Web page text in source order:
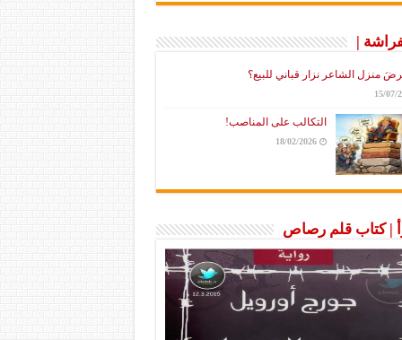
|
منزل الشاعر نزار قباني للبيع؟
15/07/
التكالب على المناصب!
18/02/2026
| كتاب قلم رصاص